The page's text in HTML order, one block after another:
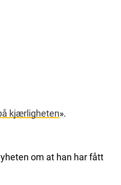
kjærligheten».
om at han har fått